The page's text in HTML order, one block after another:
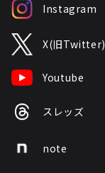
Instagram
X(旧Twitter)
Youtube
スレッズ
note